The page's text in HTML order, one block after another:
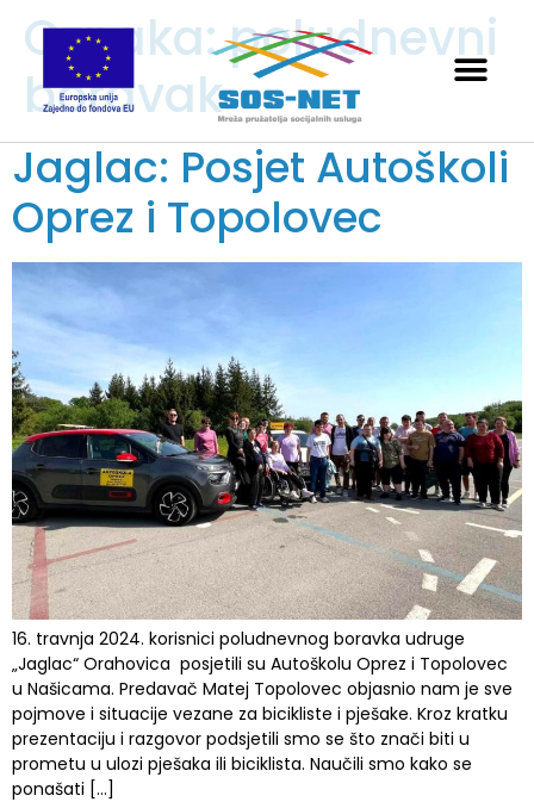
Oznaka:poludnevni
boravak
Jaglac: Posjet Autoškoli
Oprez i Topolovec
16. travnja 2024. korisnici poludnevnog boravka udruge
„Jaglac“ Orahovica posjetili su Autoškolu Oprez i Topolovec
u Našicama. Predavač Matej Topolovec objasnio nam je sve
pojmove i situacije vezane za bicikliste i pješake. Kroz kratku
prezentaciju i razgovor podsjetili smo se što znači biti u
prometu u ulozi pješaka ili biciklista. Naučili smo kako se
ponašati […]